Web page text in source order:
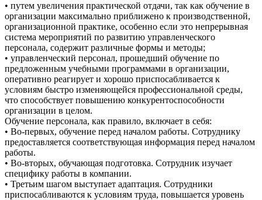
• путем увеличения практической отдачи, так как обучение в
организации максимально приближено к производственной,
организационной практике, особенно если это непрерывная
система мероприятий по развитию управленческого
персонала, содержит различные формы и методы;
• управленческий персонал, прошедший обучение по
предложенным учебными программами в организации,
оперативно реагирует и хорошо приспосабливается к
условиям быстро изменяющейся профессиональной среды,
что способствует повышению конкурентоспособности
организации в целом.
Обучение персонала, как правило, включает в себя:
• Во-первых, обучение перед началом работы. Сотруднику
предоставляется соответствующая информация перед началом
работы.
• Во-вторых, обучающая подготовка. Сотрудник изучает
специфику работы в компании.
• Третьим шагом выступает адаптация. Сотрудники
приспосабливаются к условиям труда, повышается уровень